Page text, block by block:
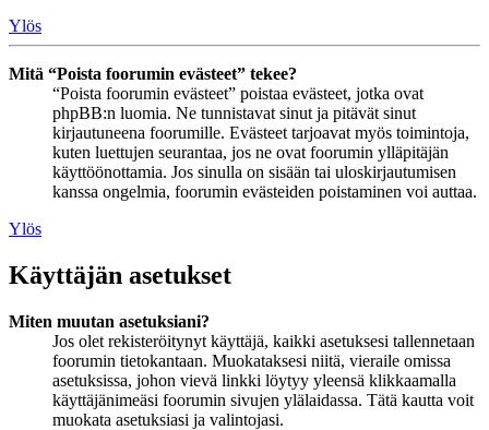
Ylös
Mitä “Poista foorumin evästeet” tekee?
“Poista foorumin evästeet” poistaa evästeet, jotka ovat
phpBB:n luomia. Ne tunnistavat sinut ja pitävät sinut
kirjautuneena foorumille. Evästeet tarjoavat myös toimintoja,
kuten luettujen seurantaa, jos ne ovat foorumin ylläpitäjän
käyttöönottamia. Jos sinulla on sisään tai uloskirjautumisen
kanssa ongelmia, foorumin evästeiden poistaminen voi auttaa.
Ylös
Käyttäjän asetukset
Miten muutan asetuksiani?
Jos olet rekisteröitynyt käyttäjä, kaikki asetuksesi tallennetaan
foorumin tietokantaan. Muokataksesi niitä, vieraile omissa
asetuksissa, johon vievä linkki löytyy yleensä klikkaamalla
käyttäjänimeäsi foorumin sivujen ylälaidassa. Tätä kautta voit
muokata asetuksiasi ja valintojasi.